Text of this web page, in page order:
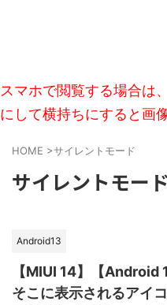
スマホで閲覧する場合は
にして横持ちにすると画
HOME >サイレントモード
サイレントモード
Android13
【MIUI 14】【Android
そこに表示されるアイ